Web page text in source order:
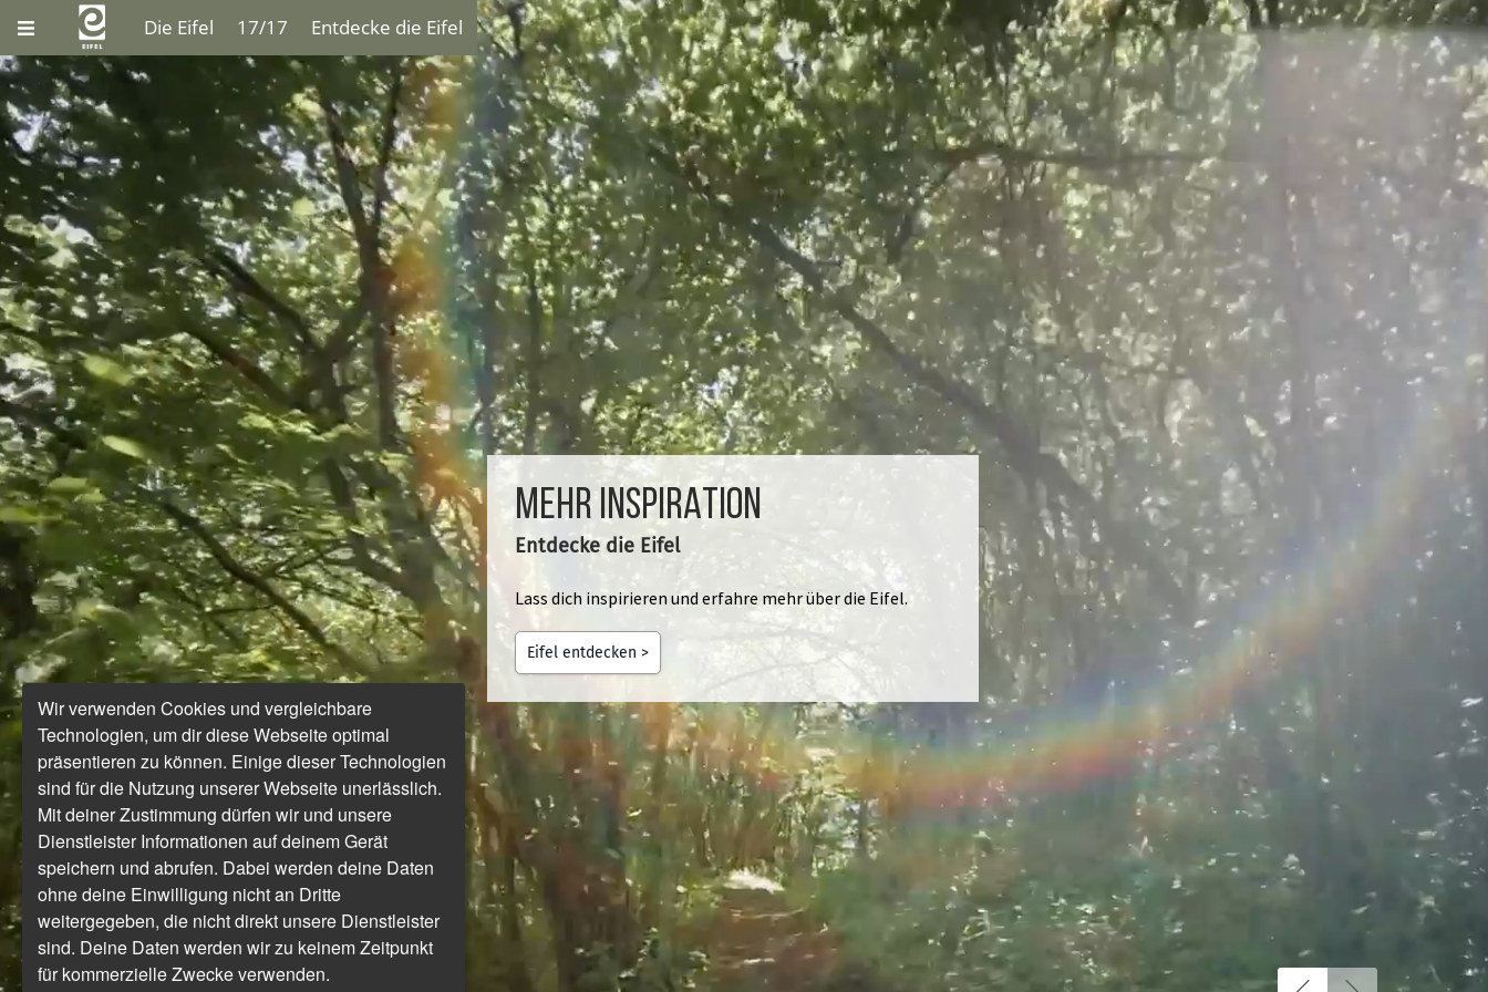
Die Eifel 17/17 Entdecke die Eifel
Mehr Inspiration
Entdecke die Eifel
Lass dich inspirieren und erfahre mehr über die Eifel.
Eifel entdecken >
Wir verwenden Cookies und vergleichbare
Technologien, um dir diese Webseite optimal
präsentieren zu können. Einige dieser Technologien
sind für die Nutzung unserer Webseite unerlässlich.
Mit deiner Zustimmung dürfen wir und unsere
Dienstleister Informationen auf deinem Gerät
speichern und abrufen. Dabei werden deine Daten
ohne deine Einwilligung nicht an Dritte
weitergegeben, die nicht direkt unsere Dienstleister
sind. Deine Daten werden wir zu keinem Zeitpunkt
für kommerzielle Zwecke verwenden.